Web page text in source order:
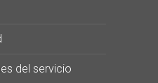
del servicio